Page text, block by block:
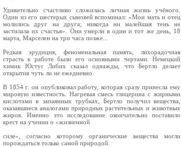
Удивительно счастливо сложи­лась личная жизнь учёного.
Один из его шестерых сыновей вспоминал: «Мои мать и отец
молились друг на друга; никогда ни малейшая тень не
застилала их счастья». Они умер­ли в один и тот же день, 18
марта, Марселен на три часа позже...
Редкая эрудиция, феноменаль­ная память, лихорадочная
страсть к работе были его основными черта­ми. Немецкий
химик Юстус Либих сказал однажды, что Бертло делает
открытия чуть ли не ежедневно.
В 1854 г. он опубликовал рабо­ту, которая сразу принесла ему
ми­ровую известность. Нагревая смесь глицерина с жирными
кислотами в запаянных трубках, Бертло полу­чил вещества,
оказавшиеся анало­гами природных растительных и животных
жиров. Именно это иссле­дование окончательно поставило
крест на учении о «жизненной
силе», согласно которому органиче­ские вещества могли
порождаться только самой природой.